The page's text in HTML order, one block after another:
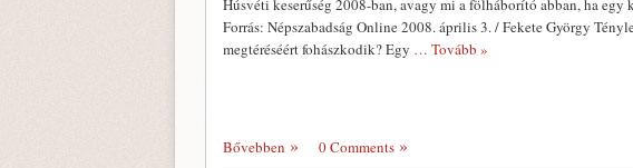
Húsvéti keserűség 2008-ban, avagy mi a fölháborító abban, ha
Forrás: Népszabadság Online 2008. április 3. / Fekete György
megtéréséért fohászkodik? Egy … Tovább »
Bővebben 0 Comments